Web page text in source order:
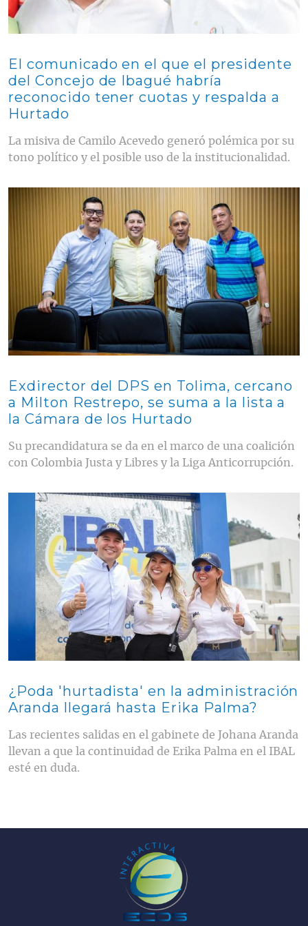
El comunicado en el que el presidente
del Concejo de Ibagué habría
reconocido tener cuotas y respalda a
Hurtado
La misiva de Camilo Acevedo generó polémica por su
tono político y el posible uso de la institucionalidad.
Contenido multimedia principal
Exdirector del DPS en Tolima, cercano
a Milton Restrepo, se suma a la lista a
la Cámara de los Hurtado
Su precandidatura se da en el marco de una coalición
con Colombia Justa y Libres y la Liga Anticorrupción.
Contenido multimedia principal
¿Poda 'hurtadista' en la administración
Aranda llegará hasta Erika Palma?
Las recientes salidas en el gabinete de Johana Aranda
llevan a que la continuidad de Erika Palma en el IBAL
esté en duda.